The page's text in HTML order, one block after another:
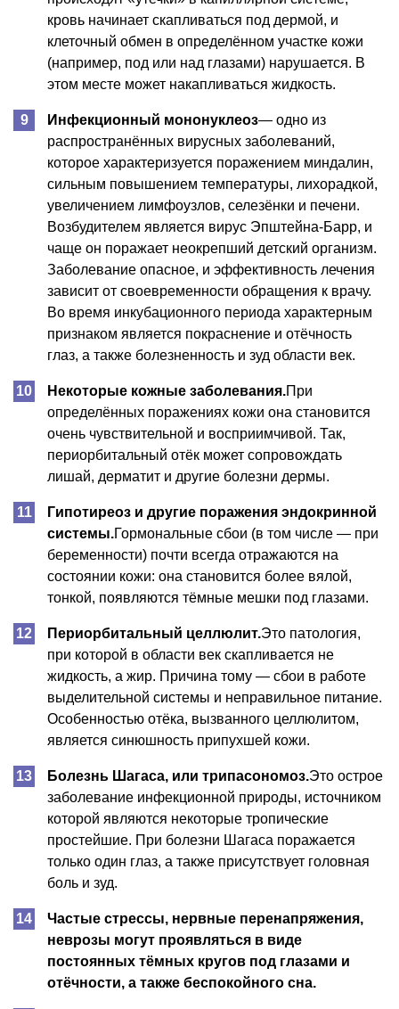
кровь начинает скапливаться под дермой, и
клеточный обмен в определённом участке кожи
(например, под или над глазами) нарушается. В
этом месте может накапливаться жидкость.
Инфекционный мононуклеоз— одно из
распространённых вирусных заболеваний,
которое характеризуется поражением миндалин,
сильным повышением температуры, лихорадкой,
увеличением лимфоузлов, селезёнки и печени.
Возбудителем является вирус Эпштейна-Барр, и
чаще он поражает неокрепший детский организм.
Заболевание опасное, и эффективность лечения
зависит от своевременности обращения к врачу.
Во время инкубационного периода характерным
признаком является покраснение и отёчность
глаз, а также болезненность и зуд области век.
Некоторые кожные заболевания.При
определённых поражениях кожи она становится
очень чувствительной и восприимчивой. Так,
периорбитальный отёк может сопровождать
лишай, дерматит и другие болезни дермы.
Гипотиреоз и другие поражения эндокринной
системы.Гормональные сбои (в том числе — при
беременности) почти всегда отражаются на
состоянии кожи: она становится более вялой,
тонкой, появляются тёмные мешки под глазами.
Периорбитальный целлюлит.Это патология,
при которой в области век скапливается не
жидкость, а жир. Причина тому — сбои в работе
выделительной системы и неправильное питание.
Особенностью отёка, вызванного целлюлитом,
является синюшность припухшей кожи.
Болезнь Шагаса, или трипасономоз.Это острое
заболевание инфекционной природы, источником
которой являются некоторые тропические
простейшие. При болезни Шагаса поражается
только один глаз, а также присутствует головная
боль и зуд.
Частые стрессы, нервные перенапряжения,
неврозы могут проявляться в виде
постоянных тёмных кругов под глазами и
отёчности, а также беспокойного сна.